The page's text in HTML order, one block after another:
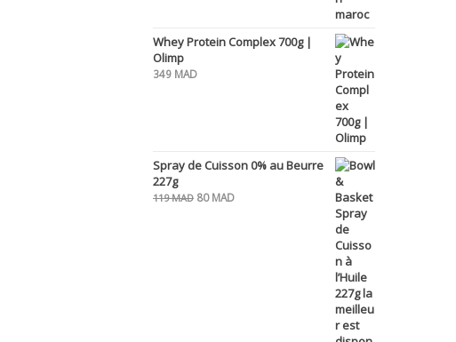
Whey Protein Complex 700g |
Olimp
349 MAD
Spray de Cuisson 0% au Beurre
227g
119MAD Le
80MADLe